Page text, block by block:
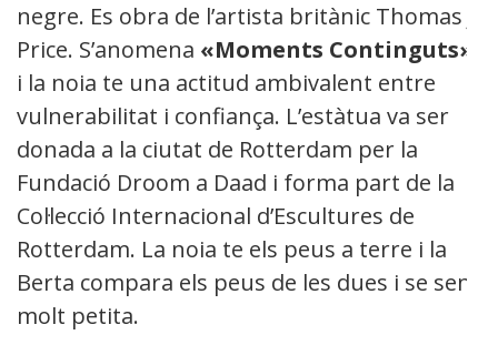
negre. Es obra de l’artista britànic Thomas J.
Price. S’anomena «Moments Continguts»
i la noia te una actitud ambivalent entre
vulnerabilitat i confiança. L’estàtua va ser
donada a la ciutat de Rotterdam per la
Fundació Droom a Daad i forma part de la
Col·lecció Internacional d’Escultures de
Rotterdam. La noia te els peus a terre i la
Berta compara els peus de les dues i se sent
molt petita.